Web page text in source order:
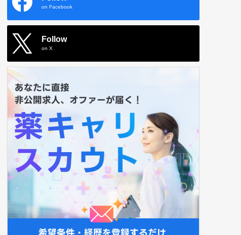
on Facebook
Follow
on X